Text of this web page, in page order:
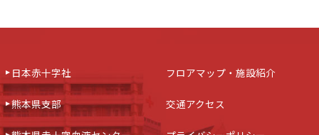
日本赤十字社
熊本県支部
フロアマップ・施設紹介
交通アクセス